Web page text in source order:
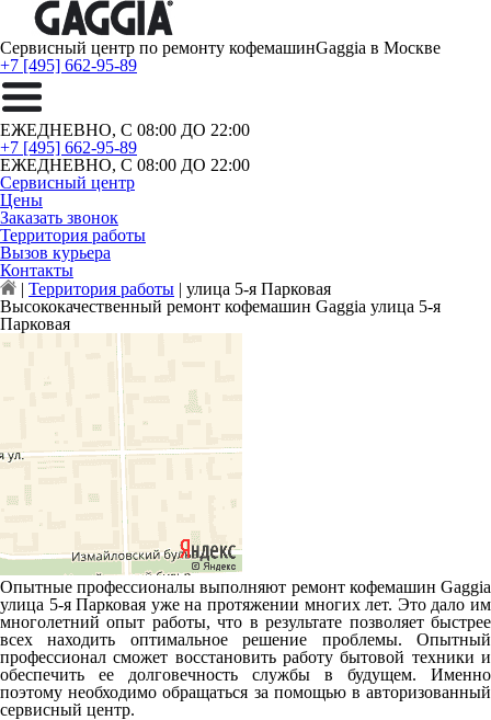
Сервисный центр по ремонту кофемашинGaggia в Москве
+7 [495] 662-95-89
ЕЖЕДНЕВНО, С 08:00 ДО 22:00
+7 [495] 662-95-89
ЕЖЕДНЕВНО, С 08:00 ДО 22:00
Сервисный центр
Цены
Заказать звонок
Территория работы
Вызов курьера
Контакты
| Территория работы | улица 5-я Парковая
Высококачественный ремонт кофемашин Gaggia улица 5-я
Парковая
Опытные профессионалы выполняют ремонт кофемашин Gaggia
улица 5-я Парковая уже на протяжении многих лет. Это дало им
многолетний опыт работы, что в результате позволяет быстрее
всех находить оптимальное решение проблемы. Опытный
профессионал сможет восстановить работу бытовой техники и
обеспечить ее долговечность службы в будущем. Именно
поэтому необходимо обращаться за помощью в авторизованный
сервисный центр.